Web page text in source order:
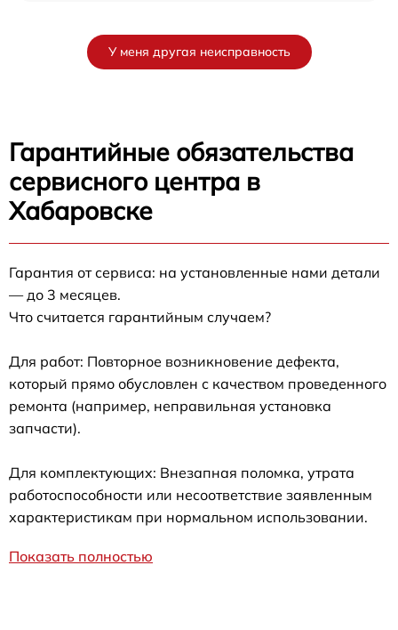
У меня другая неисправность
Гарантийные обязательства
сервисного центра в
Хабаровске
Гарантия от сервиса: на установленные нами детали
— до 3 месяцев.
Что считается гарантийным случаем?
Для работ: Повторное возникновение дефекта,
который прямо обусловлен с качеством проведенного
ремонта (например, неправильная установка
запчасти).
Для комплектующих: Внезапная поломка, утрата
работоспособности или несоответствие заявленным
характеристикам при нормальном использовании.
Показать полностью